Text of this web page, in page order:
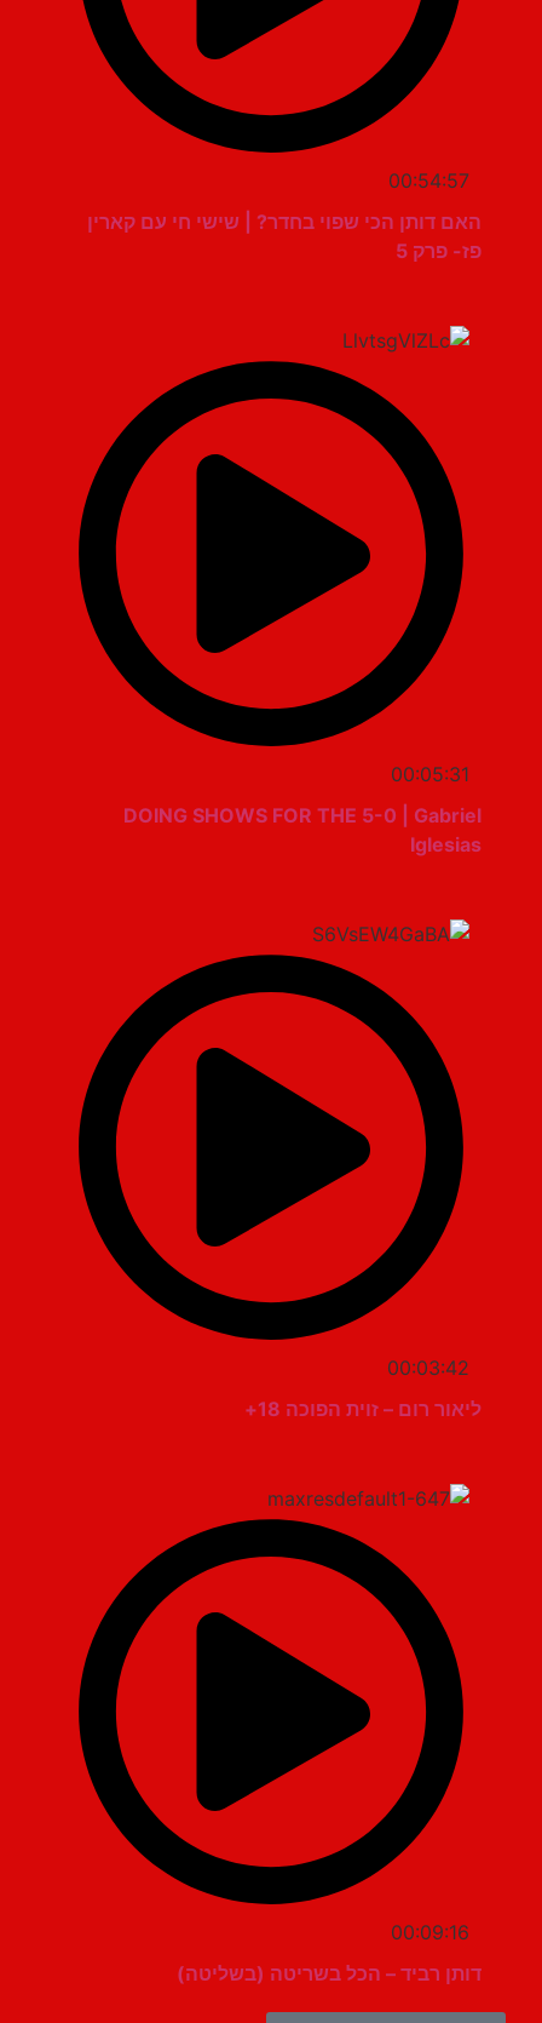
00:54:57
האם דותן הכי שפוי בחדר? | שישי חי עם קארין
פז- פרק 5
00:05:31
DOING SHOWS FOR THE 5-0 | Gabriel
Iglesias
00:03:42
ליאור רום – זוית הפוכה 18+
00:09:16
דותן רביד – הכל בשריטה (בשליטה)